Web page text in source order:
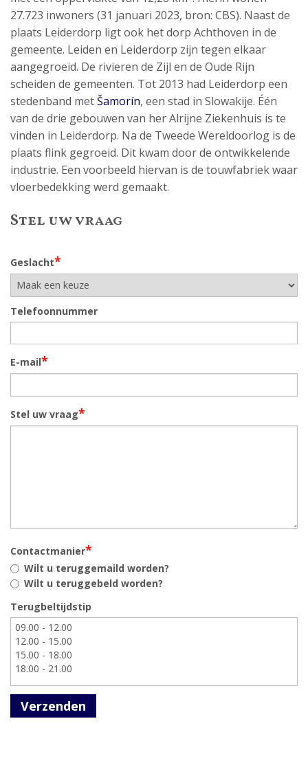
27.723 inwoners (31 januari 2023, bron: CBS). Naast de
plaats Leiderdorp ligt ook het dorp Achthoven in de
gemeente. Leiden en Leiderdorp zijn tegen elkaar
aangegroeid. De rivieren de Zijl en de Oude Rijn
scheiden de gemeenten. Tot 2013 had Leiderdorp een
stedenband metŠamorín, een stad in Slowakije. Één
van de drie gebouwen van her Alrijne Ziekenhuis is te
vinden in Leiderdorp. Na de Tweede Wereldoorlog is de
plaats flink gegroeid. Dit kwam door de ontwikkelende
industrie. Een voorbeeld hiervan is de touwfabriek waar
vloerbedekking werd gemaakt.
Stel uw vraag
Geslacht*
Telefoonnummer
E-mail*
Stel uw vraag*
Contactmanier*
Wilt u teruggemaild worden?
Wilt u teruggebeld worden?
Terugbeltijdstip
Verzenden